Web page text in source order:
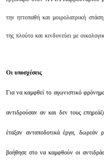
την ηττοπαθή και μοιρολατρική
της πλούτο και κινδυνεύει με
Οι υποσχέσεις
Για να καμφθεί το αγωνιστικό
αντιδρούσαν αν και δεν τους
έταξαν ανταποδοτικά έργα,
βοήθησε στο να καμφθούν οι